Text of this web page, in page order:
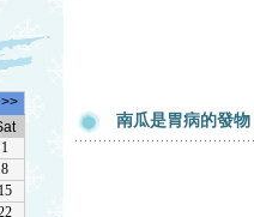
南瓜是胃病的發